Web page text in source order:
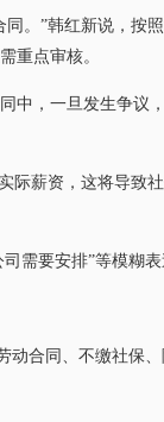
”韩红新说，按
重点审核。
，一旦发生争议
薪资，这将导致
要安排”等模糊表
合同、不缴社保